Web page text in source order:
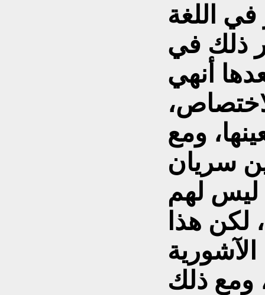
اللغة
ذلك في
كتابه ص343، بعدها أنهي
ومع
سريان
ليس لهم
لكن هذا
ومع ذلك